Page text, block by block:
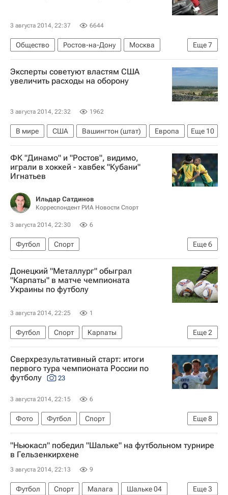
3 августа 2014, 22:37 6644
Еще7
Общество Ростов-на-Дону
Москва
Европа
Весь мир
Оренбургские авиалинии
Федеральное агентство по туризму (Ростуризм)
Ассоциация "Турпомощь"
Приостановка деятельности туроператора "Лабиринт"
Россия
Эксперты советуют властям США
увеличить расходы на оборону
3 августа 2014, 22:32 1962
Еще 10
В мире США Вашингтон (штат)
Европа
Ближний Восток
Америка
Африка
Азия
Весь мир
Северная Америка
Барак Обама
Министерство обороны США
ФК "Динамо" и "Ростов", видимо,
играли в хоккей - хавбек "Кубани"
Игнатьев
Ильдар Сатдинов
Корреспондент РИА Новости Спорт
3 августа 2014, 22:30 6
Еще6
Футбол
Спорт
РПЛ 2026-2027 (Чемпионат России по футболу)
Уфа
Кубань Динамо Москва
Владислав Игнатьев
Донецкий "Металлург" обыграл
"Карпаты" в матче чемпионата
Украины по футболу
3 августа 2014, 22:25 1
Еще2
Футбол Спорт
Карпаты
Заря (Луганск)
Чемпионат Украины по футболу
Сверхрезультативный старт: итоги
первого тура чемпионата России по
футболу
23
3 августа 2014, 22:15 6
Еще8
Фото Футбол
Спорт
РПЛ 2026-2027 (Чемпионат России по футболу)
Спартак Москва
Динамо Москва
Рубин
ПФК ЦСКА
Артём Дзюба
Александр Кокорин
Сейду Думбия
"Ньюкасл" победил "Шальке" на футбольном турнире
в Гельзенкирхене
3 августа 2014, 22:13 9
Еще3
Футбол Спорт Малага
Шальке 04